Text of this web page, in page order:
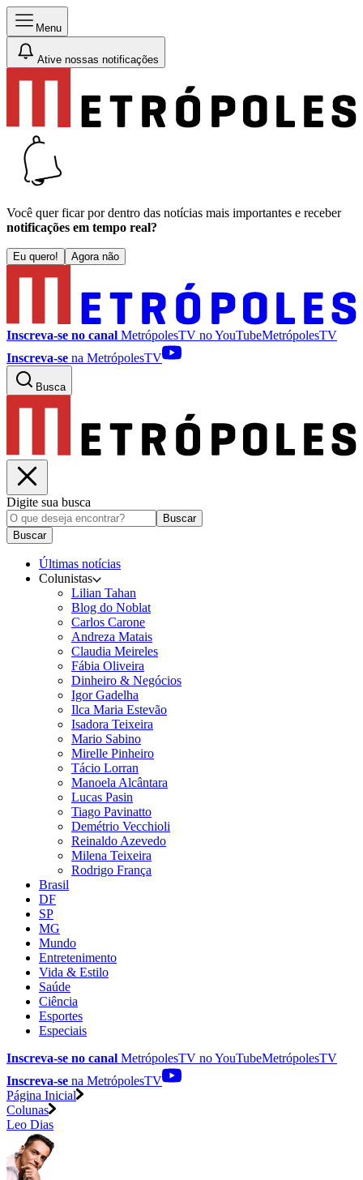
Menu
Ative nossas notificações
Você quer ficar por dentro das notícias mais importantes e receber
notificações em tempo real?
Eu quero! Agora não
Inscreva-se no canal MetrópolesTV noYouTubeMetrópolesTV
Inscreva-se na MetrópolesTV
Busca
Digite sua busca
Buscar
Buscar
Últimas notícias
Colunistas
Lilian Tahan
Blog do Noblat
Carlos Carone
Andreza Matais
Claudia Meireles
Fábia Oliveira
Dinheiro & Negócios
Igor Gadelha
Ilca Maria Estevão
Isadora Teixeira
Mario Sabino
Mirelle Pinheiro
Tácio Lorran
Manoela Alcântara
Lucas Pasin
Tiago Pavinatto
Demétrio Vecchioli
Reinaldo Azevedo
Milena Teixeira
Rodrigo França
Brasil
DF
SP
MG
Mundo
Entretenimento
Vida & Estilo
Saúde
Ciência
Esportes
Especiais
Inscreva-se no canal MetrópolesTV noYouTubeMetrópolesTV
Inscreva-se na MetrópolesTV
Página Inicial
Colunas
Leo Dias